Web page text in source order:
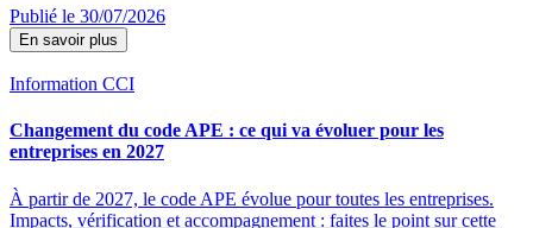
Publié le 30/07/2026
En savoir plus
Information CCI
Changement du code APE : ce qui va évoluer pour les
entreprises en 2027
À partir de 2027, le code APE évolue pour toutes les entreprises.
Impacts, vérification et accompagnement : faites le point sur cette